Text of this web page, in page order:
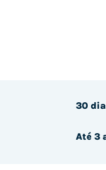
30
Até 3